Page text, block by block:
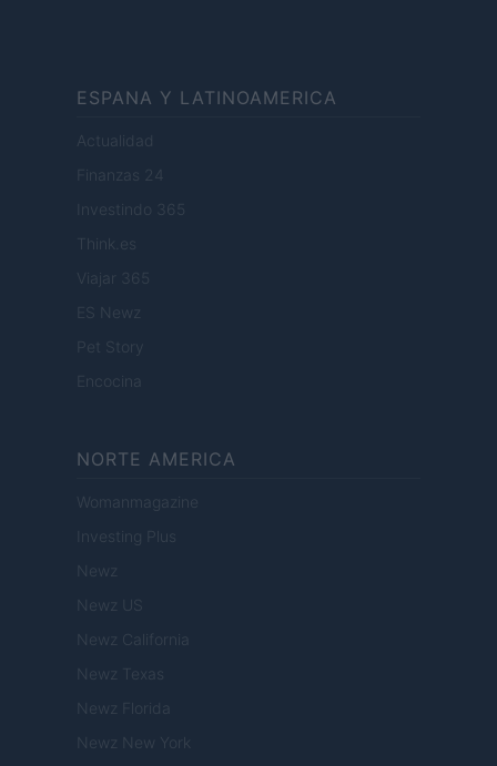
ESPANA Y LATINOAMERICA
Actualidad
Finanzas 24
Investindo 365
Think.es
Viajar 365
ES Newz
Pet Story
Encocina
NORTE AMERICA
Womanmagazine
Investing Plus
Newz
Newz US
Newz California
Newz Texas
Newz Florida
Newz New York